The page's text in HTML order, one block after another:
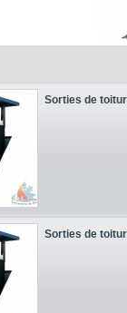
Sorties de
Sorties de